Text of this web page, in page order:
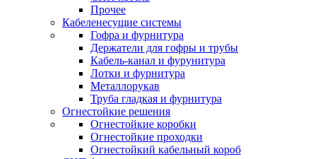
Прочее
Кабеленесущие системы
Гофра и фурнитура
Держатели для гофры и трубы
Кабель-канал и фурунитура
Лотки и фурнитура
Металлорукав
Труба гладкая и фурнитура
Огнестойкие решения
Огнестойкие коробки
Огнестойкие проходки
Огнестойкий кабельный короб